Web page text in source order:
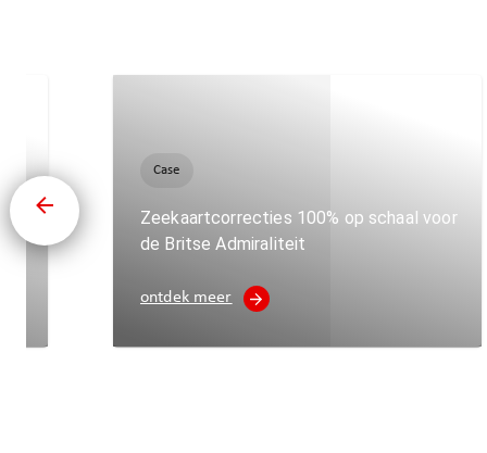
Case
Zeekaartcorrecties 100% op schaal voor
de Britse Admiraliteit
ontdek meer